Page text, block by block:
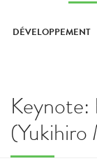
DÉVELOPPEMENT